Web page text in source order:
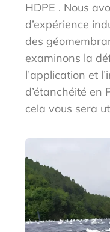
HDPE . Nous
d’expérience
des
examinons la
l’application et
d’étanchéité en
cela vous sera